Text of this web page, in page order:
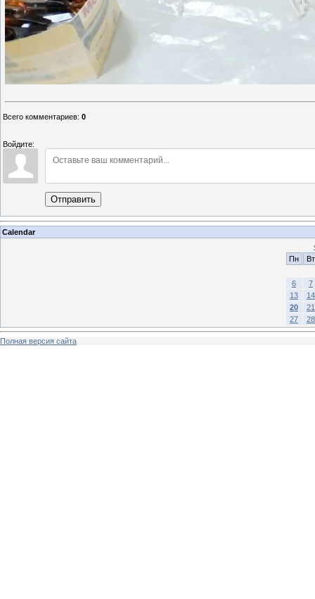
Всего комментариев: 0
Войдите:
Отправить
Calendar
Пн
Вт
6
7
13
14
20
21
27
28
Полная версия сайта